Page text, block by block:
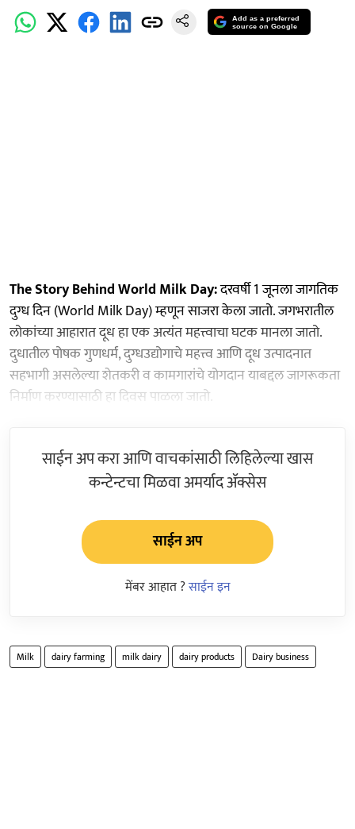
Add as a preferred
source on Google
The Story Behind World Milk Day:दरवर्षी 1 जूनला जागतिक
दुग्ध दिन (World Milk Day) म्हणून साजरा केला जातो. जगभरातील
लोकांच्या आहारात दूध हा एक अत्यंत महत्त्वाचा घटक मानला जातो.
दुधातील पोषक गुणधर्म, दुग्धउद्योगाचे महत्त्व आणि दूध उत्पादनात
सहभागी असलेल्या शेतकरी व कामगारांचे योगदान याबद्दल जागरूकता
निर्माण करण्यासाठी हा दिवस पाळला जातो.
साईन अप करा आणि वाचकांसाठी लिहिलेल्या खास
कन्टेन्टचा मिळवा अमर्याद ॲक्सेस
साईन अप
मेंबर आहात ?साईन इन
Milk dairy farming milk dairy dairy products Dairy business